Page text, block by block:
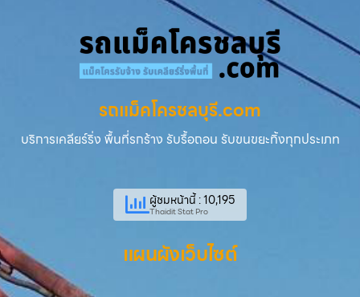
รถแม็คโครชลบุรี.com
บริการเคลียร์ริ่ง พื้นที่รกร้าง รับรื้อถอน รับขนขยะทิ้งทุกประเภท
ผู้ชมหน้านี้ : 10,195
Thaidit Stat Pro
แผนผังเว็บไซต์